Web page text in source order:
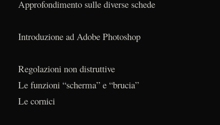
Approfondimento sulle diverse schede
Introduzione ad Adobe Photoshop
Regolazioni non distruttive
Le funzioni “scherma” e “brucia”
Le cornici